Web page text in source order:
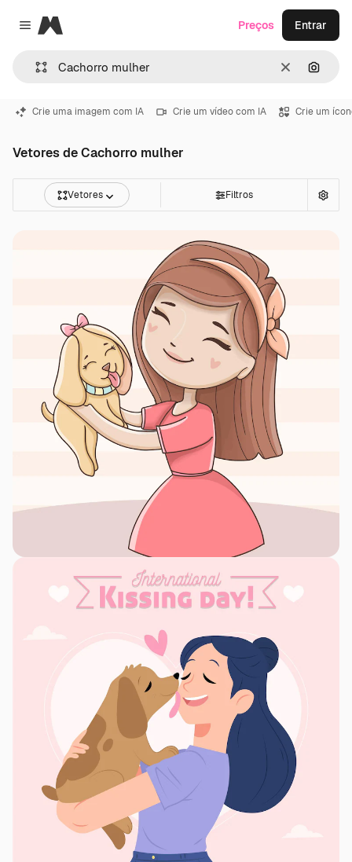
Close menu
Magnific
Limpar
Preços Entrar
Crie uma imagem com IA Crie um vídeo com IA Crie um
Vetores de Cachorro mulher
Vetores Filtros